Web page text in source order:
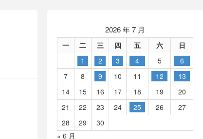
2026 年 7 月
一 二 三 四 五 六
日
1
2 3 4 5
6
7
8 9 10 11 12
13
14
15 16 17 18 19
20
21
22 23 24 25 26
27
28
29
30
« 6 月